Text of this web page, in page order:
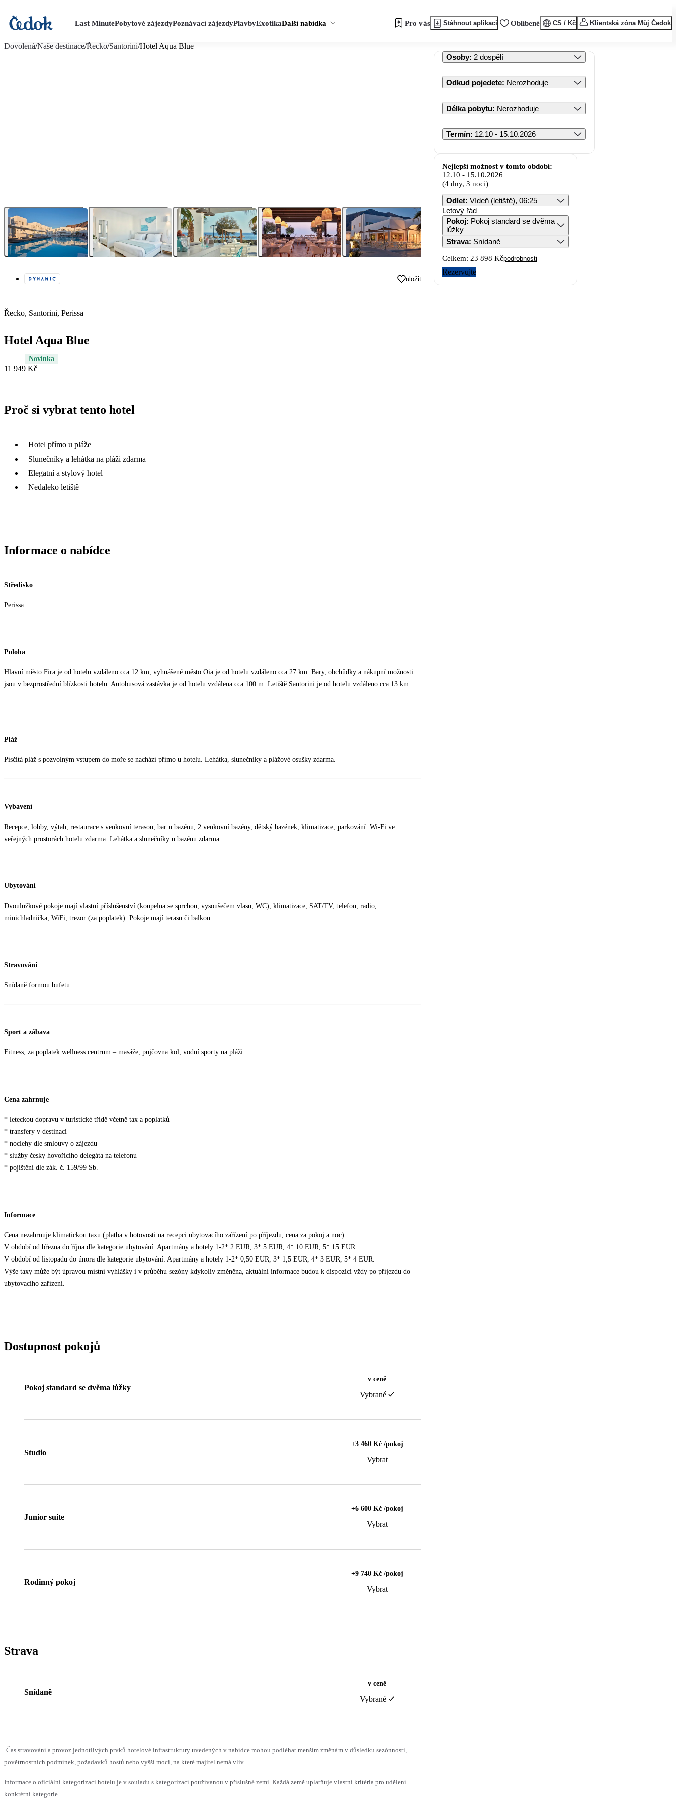
Last MinutePobytové zájezdyPoznávací zájezdyPlavbyExotikaDalší nabídka Pro vás Stáhnout aplikaci Oblíbené CS / Kč Klientská zóna Můj Čedok
Dovolená/Naše destinace/Řecko/Santorini/Hotel Aqua Blue
uložit
Řecko, Santorini, Perissa
Hotel Aqua Blue
Novinka
11 949 Kč
Proč si vybrat tento hotel
Hotel přímo u pláže
Slunečníky a lehátka na pláži zdarma
Elegatní a stylový hotel
Nedaleko letiště
Informace o nabídce
Středisko
Perissa
Poloha
Hlavní město Fira je od hotelu vzdáleno cca 12 km, vyhůášené město Oia je od hotelu vzdáleno cca 27 km. Bary, obchůdky a nákupní možnosti
jsou v bezprostřední blízkosti hotelu. Autobusová zastávka je od hotelu vzdálena cca 100 m. Letiště Santorini je od hotelu vzdáleno cca 13 km.
Pláž
Písčitá pláž s pozvolným vstupem do moře se nachází přímo u hotelu. Lehátka, slunečníky a plážové osušky zdarma.
Vybavení
Recepce, lobby, výtah, restaurace s venkovní terasou, bar u bazénu, 2 venkovní bazény, dětský bazének, klimatizace, parkování. Wi-Fi ve
veřejných prostorách hotelu zdarma. Lehátka a slunečníky u bazénu zdarma.
Ubytování
Dvoulůžkové pokoje mají vlastní příslušenství (koupelna se sprchou, vysoušečem vlasů, WC), klimatizace, SAT/TV, telefon, radio,
minichladnička, WiFi, trezor (za poplatek). Pokoje mají terasu či balkon.
Stravování
Snídaně formou bufetu.
Sport a zábava
Fitness; za poplatek wellness centrum – masáže, půjčovna kol, vodní sporty na pláži.
Cena zahrnuje
* leteckou dopravu v turistické třídě včetně tax a poplatků
* transfery v destinaci
* noclehy dle smlouvy o zájezdu
* služby česky hovořícího delegáta na telefonu
* pojištění dle zák. č. 159/99 Sb.
Informace
Cena nezahrnuje klimatickou taxu (platba v hotovosti na recepci ubytovacího zařízení po příjezdu, cena za pokoj a noc).
V období od března do října dle kategorie ubytování: Apartmány a hotely 1-2* 2 EUR, 3* 5 EUR, 4* 10 EUR, 5* 15 EUR.
V období od listopadu do února dle kategorie ubytování: Apartmány a hotely 1-2* 0,50 EUR, 3* 1,5 EUR, 4* 3 EUR, 5* 4 EUR.
Výše taxy může být úpravou místní vyhlášky i v průběhu sezóny kdykoliv změněna, aktuální informace budou k dispozici vždy po příjezdu do
ubytovacího zařízení.
Dostupnost pokojů
Pokoj standard se dvěma lůžky
v ceně
Vybrané
Studio
+3 460 Kč /pokoj
Vybrat
Junior suite
+6 600 Kč /pokoj
Vybrat
Rodinný pokoj
+9 740 Kč /pokoj
Vybrat
Strava
Snídaně
v ceně
Vybrané
Čas stravování a provoz jednotlivých prvků hotelové infrastruktury uvedených v nabídce mohou podléhat menším změnám v důsledku sezónnosti,
povětrnostních podmínek, požadavků hostů nebo vyšší moci, na které majitel nemá vliv.
Informace o oficiální kategorizaci hotelu je v souladu s kategorizací používanou v příslušné zemi. Každá země uplatňuje vlastní kritéria pro udělení
konkrétní kategorie.
Osoby: 2 dospělí
Odkud pojedete: Nerozhoduje
Délka pobytu: Nerozhoduje
Termín: 12.10 - 15.10.2026
Nejlepší možnost v tomto období:
12.10 - 15.10.2026
(4 dny, 3 noci)
Odlet: Vídeň (letiště), 06:25
Letový řád
Pokoj: Pokoj standard se dvěma
lůžky
Strava: Snídaně
Celkem: 23 898 Kčpodrobnosti
Rezervujte